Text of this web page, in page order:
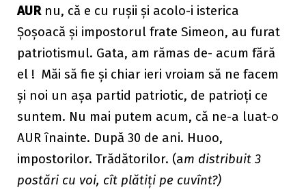
AURnu, că e cu rușii și acolo-i isterica
Șoșoacă și impostorul frate Simeon, au furat
patriotismul. Gata, am rămas de- acum fără
el ! Măi să fie și chiar ieri vroiam să ne facem
și noi un așa partid patriotic, de patrioți ce
suntem. Nu mai putem acum, că ne-a luat-o
AUR înainte. După 30 de ani. Huoo,
impostorilor. Trădătorilor. (am distribuit 3
postări cu voi, cît plătiți pe cuvînt?)